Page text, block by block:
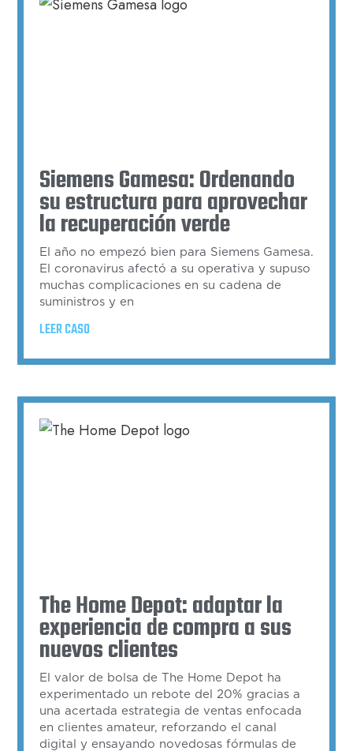
Siemens Gamesa: Ordenando
su estructura para aprovechar
la recuperación verde
El año no empezó bien para Siemens Gamesa.
El coronavirus afectó a su operativa y supuso
muchas complicaciones en su cadena de
suministros y en
LEER CASO
The Home Depot: adaptar la
experiencia de compra a sus
nuevos clientes
El valor de bolsa de The Home Depot ha
experimentado un rebote del 20% gracias a
una acertada estrategia de ventas enfocada
en clientes amateur, reforzando el canal
digital y ensayando novedosas fórmulas de